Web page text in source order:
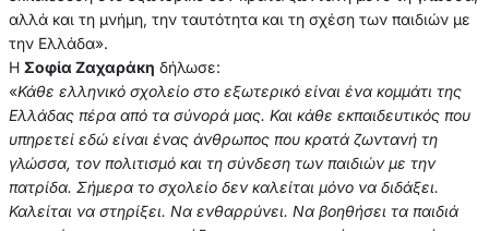
αλλά και τη μνήμη, την ταυτότητα και τη σχέση των παιδιών με
την Ελλάδα».
Η Σοφία Ζαχαράκη δήλωσε:
«Κάθε ελληνικό σχολείο στο εξωτερικό είναι ένα κομμάτι της
Ελλάδας πέρα από τα σύνορά μας. Και κάθε εκπαιδευτικός που
υπηρετεί εδώ είναι ένας άνθρωπος που κρατά ζωντανή τη
γλώσσα, τον πολιτισμό και τη σύνδεση των παιδιών με την
πατρίδα. Σήμερα το σχολείο δεν καλείται μόνο να διδάξει.
Καλείται να στηρίξει. Να ενθαρρύνει. Να βοηθήσει τα παιδιά